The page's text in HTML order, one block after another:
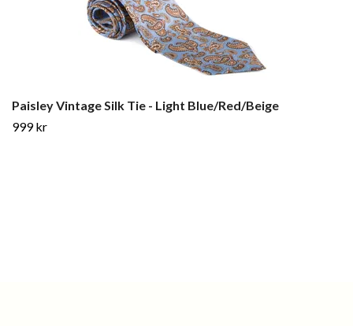
Paisley Vintage Silk Tie - Light Blue/Red/Beige
999 kr